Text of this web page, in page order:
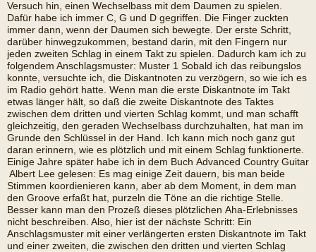
Versuch hin, einen Wechselbass mit dem Daumen zu spielen.
Dafür habe ich immer C, G und D gegriffen. Die Finger zuckten
immer dann, wenn der Daumen sich bewegte. Der erste Schritt,
darüber hinwegzukommen, bestand darin, mit den Fingern nur
jeden zweiten Schlag in einem Takt zu spielen. Dadurch kam ich zu
folgendem Anschlagsmuster: Muster 1 Sobald ich das reibungslos
konnte, versuchte ich, die Diskantnoten zu verzögern, so wie ich es
im Radio gehört hatte. Wenn man die erste Diskantnote im Takt
etwas länger hält, so daß die zweite Diskantnote des Taktes
zwischen dem dritten und vierten Schlag kommt, und man schafft
gleichzeitig, den geraden Wechselbass durchzuhalten, hat man im
Grunde den Schlüssel in der Hand. Ich kann mich noch ganz gut
daran erinnern, wie es plötzlich und mit einem Schlag funktionerte.
Einige Jahre später habe ich in dem Buch Advanced Country Guitar
 Albert Lee gelesen: Es mag einige Zeit dauern, bis man beide
Stimmen koordienieren kann, aber ab dem Moment, in dem man
den Groove erfaßt hat, purzeln die Töne an die richtige Stelle.
Besser kann man den Prozeß dieses plötzlichen Aha-Erlebnisses
nicht beschreiben. Also, hier ist der nächste Schritt: Ein
Anschlagsmuster mit einer verlängerten ersten Diskantnote im Takt
und einer zweiten, die zwischen den dritten und vierten Schlag